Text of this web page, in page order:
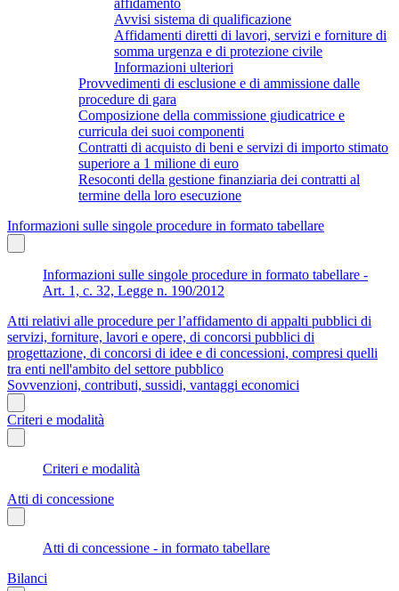
Avvisi sistema di qualificazione
Affidamenti diretti di lavori, servizi e forniture di
somma urgenza e di protezione civile
Informazioni ulteriori
Provvedimenti di esclusione e di ammissione dalle
procedure di gara
Composizione della commissione giudicatrice e
curricula dei suoi componenti
Contratti di acquisto di beni e servizi di importo stimato
superiore a 1 milione di euro
Resoconti della gestione finanziaria dei contratti al
termine della loro esecuzione
Informazioni sulle singole procedure in formato tabellare
Informazioni sulle singole procedure in formato tabellare -
Art. 1, c. 32, Legge n. 190/2012
Atti relativi alle procedure per l’affidamento di appalti pubblici di
servizi, forniture, lavori e opere, di concorsi pubblici di
progettazione, di concorsi di idee e di concessioni, compresi quelli
tra enti nell'ambito del settore pubblico
Sovvenzioni, contributi, sussidi, vantaggi economici
Criteri e modalità
Criteri e modalità
Atti di concessione
Atti di concessione - in formato tabellare
Bilanci